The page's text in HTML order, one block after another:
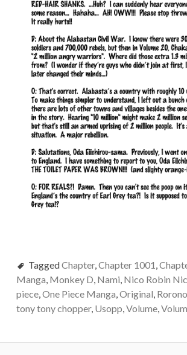
TaggedChapter, Chapter 1001
Manga Monkey D Nami Nico Robin
piece, One Piece Manga Original
tony tony chopper, Usopp Volume,